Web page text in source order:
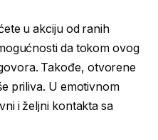
u akciju od ranih
da tokom ovog
Takođe, otvorene
priliva. U emotivnom
i željni kontakta sa